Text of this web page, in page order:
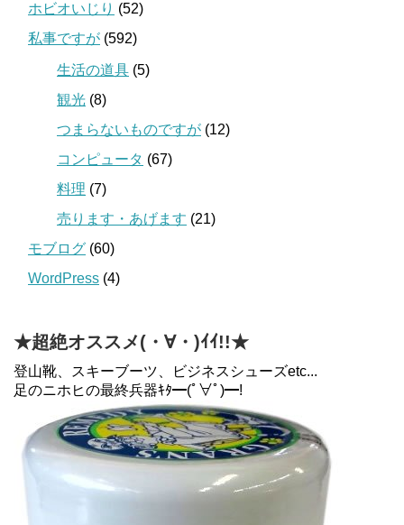
ホビオいじり (52)
私事ですが (592)
生活の道具 (5)
観光 (8)
つまらないものですが (12)
コンピュータ (67)
料理 (7)
売ります・あげます (21)
モブログ (60)
WordPress (4)
★超絶オススメ(・∀・)ｲｲ!!★
登山靴、スキーブーツ、ビジネスシューズetc...
足のニホヒの最終兵器ｷﾀ━(ﾟ∀ﾟ)━!